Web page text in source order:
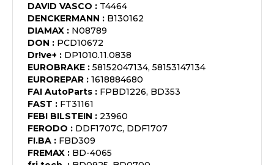
DAVID VASCO : T4464
DENCKERMANN : B130162
DIAMAX : N08789
DON : PCD10672
Dr!ve+ : DP1010.11.0838
EUROBRAKE : 58152047134, 58153147134
EUROREPAR : 1618884680
FAI AutoParts : FPBD1226, BD353
FAST : FT31161
FEBI BILSTEIN : 23960
FERODO : DDF1707C, DDF1707
FI.BA : FBD309
FREMAX : BD-4065